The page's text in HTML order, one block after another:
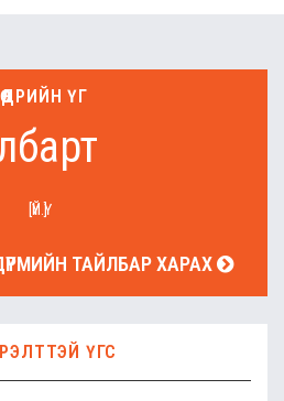
ҮГ
[ҮЙ.Ү]
ТАЙЛБАР ХАРАХ
ҮГС